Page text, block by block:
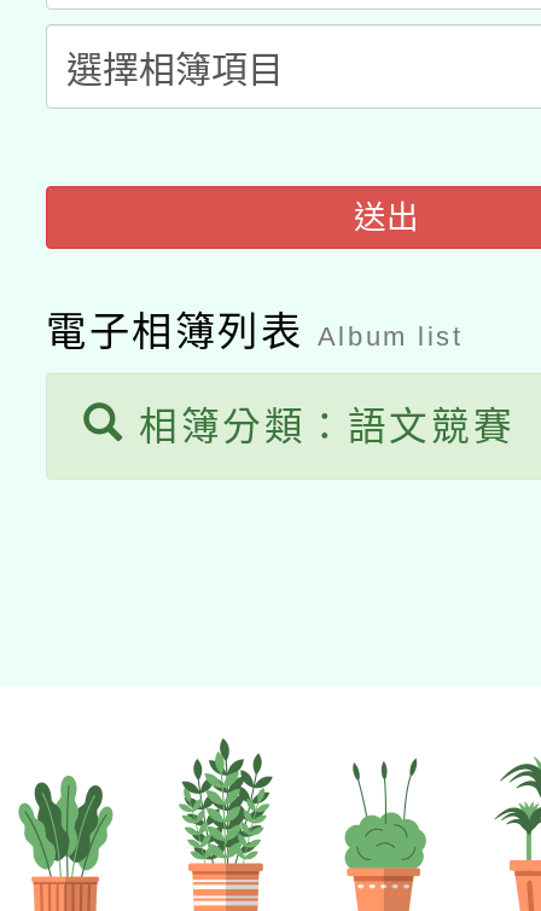
pilot」
有關大陸委員會函釋公
薪期間赴陸應申請許可
轉知經濟部水利署委託
用水績優單位及節水達
桃園市孔廟祈福系列
2026年桃園地景藝術
送出
電子相簿列表 Album list
相簿分類：語文競賽